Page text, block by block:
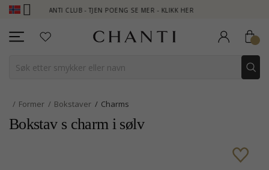
CHANTI CLUB - TJEN POENG SE MER - KLIKK HER
Former Bokstaver Charms
Bokstav s charm i sølv